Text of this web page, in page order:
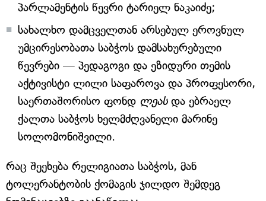
პარლამენტის წევრი ტარიელ ნაკაიძე;
სახალხო დამცველთან არსებულ ეროვნულ
უმცირესობათა საბჭოს დამსახურებული
წევრები — პედაგოგი და ეზიდური თემის
აქტივისტი ლილი საფაროვა და პროფესორი,
საერთაშორისო ფონდ ლეასდა ებრაელ
ქალთა საბჭოს ხელმძღვანელი მარინე
სოლომონიშვილი.
რაც შეეხება რელიგიათა საბჭოს, მან
ტოლერანტობის ქომაგის ჯილდო შემდეგ